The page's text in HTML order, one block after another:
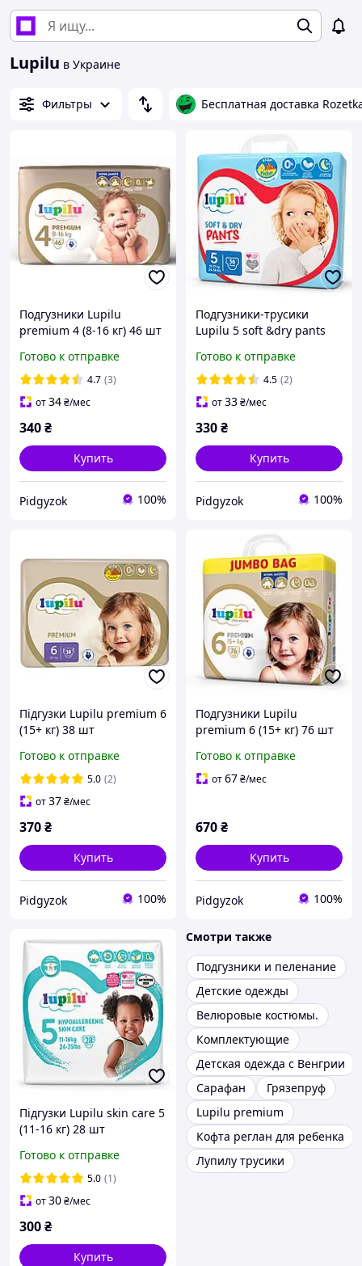
Lupilu в Украине
Фильтры Бесплатная доставка
Подгузники Lupilu
premium 4 (8-16 кг) 46 шт
Готово к отправке
4.7 (3)
от34₴/мес
340₴
Купить
Pidgyzok 100%
Подгузники-трусики
Lupilu 5 soft &dry pants
Готово к отправке
4.5 (2)
от33₴/мес
330₴
Купить
Pidgyzok 100%
Підгузки Lupilu premium 6
(15+ кг) 38 шт
Готово к отправке
5.0 (2)
от37₴/мес
370₴
Купить
Pidgyzok 100%
Подгузники Lupilu
premium 6 (15+ кг) 76 шт
Готово к отправке
от67₴/мес
670₴
Купить
Pidgyzok 100%
Підгузки Lupilu skin care 5
(11-16 кг) 28 шт
Готово к отправке
5.0 (1)
от30₴/мес
300₴
Купить
Смотри также
Подгузники и пеленание
Детские одежды
Велюровые костюмы.
Комплектующие
Детская одежда с Венгрии
Сарафан
Грязепруф
Lupilu premium
Кофта реглан для ребенка
Лупилу трусики